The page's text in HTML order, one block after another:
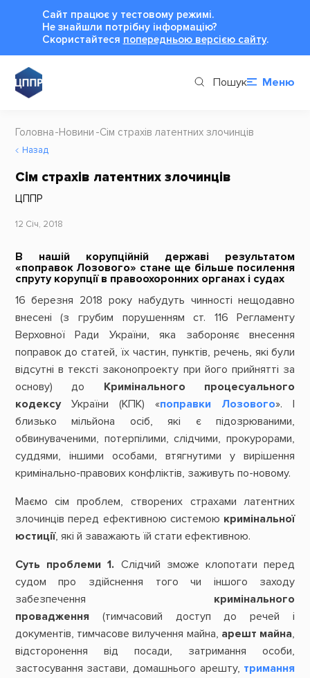
Сайт працює у тестовому режимі.
Не знайшли потрібну інформацію?
Cкористайтеся попередньою версією сайту.
Пошук Меню
Головна Новини Сім страхів латентних злочинців
Назад
Сім страхів латентних злочинців
ЦППР
12 Січ, 2018
В нашій корупційній державі результатом
«поправок Лозового» стане ще більше посилення
спруту корупції в правоохоронних органах і судах
16 березня 2018 року набудуть чинності нещодавно
внесені (з грубим порушенням ст. 116 Регламенту
Верховної Ради України, яка забороняє внесення
поправок до статей, їх частин, пунктів, речень, які були
відсутні в тексті законопроекту при його прийнятті за
основу) до Кримінального процесуального
кодексуУкраїни (КПК) «поправки Лозового». І
близько мільйона осіб, які є підозрюваними,
обвинуваченими, потерпілими, слідчими, прокурорами,
суддями, іншими особами, втягнутими у вирішення
кримінально-правових конфліктів, заживуть по-новому.
Маємо сім проблем, створених страхами латентних
злочинців перед ефективною системою кримінальної
юстиції, які й заважають їй стати ефективною.
Суть проблеми 1. Слідчий зможе клопотати перед
судом про здійснення того чи іншого заходу
забезпечення кримінального
провадження(тимчасовий доступ до речей і
документів, тимчасове вилучення майна, арешт майна,
відсторонення від посади, затримання особи,
застосування застави, домашнього арешту, тримання